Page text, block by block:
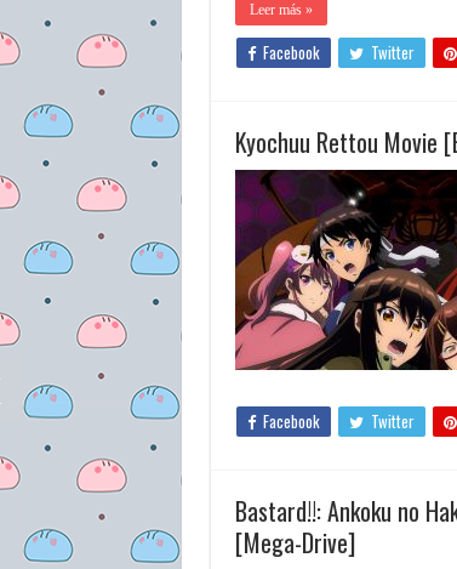
Leer más »
Facebook Twitter
Kyochuu Rettou Movie
Facebook Twitter
Bastard!!: Ankoku no
[Mega-Drive]